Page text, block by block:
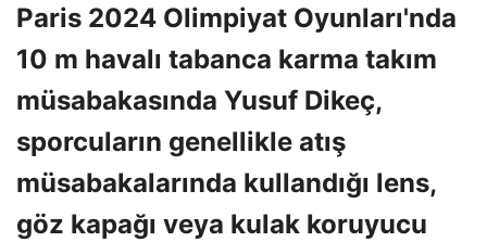
Paris 2024 Olimpiyat Oyunları'nda
10 m havalı tabanca karma takım
müsabakasında Yusuf Dikeç,
sporcuların genellikle atış
müsabakalarında kullandığı lens,
göz kapağı veya kulak koruyucu